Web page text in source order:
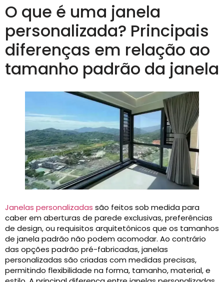
O que é uma janela
personalizada? Principais
diferenças em relação ao
tamanho padrão da janela
Janelas personalizadas são feitos sob medida para
caber em aberturas de parede exclusivas, preferências
de design, ou requisitos arquitetônicos que os tamanhos
de janela padrão não podem acomodar. Ao contrário
das opções padrão pré-fabricadas, janelas
personalizadas são criadas com medidas precisas,
permitindo flexibilidade na forma, tamanho, material, e